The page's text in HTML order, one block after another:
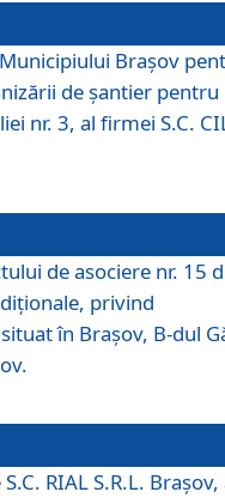
Braşov
de șantier pentru
nr. 3, al firmei S.C.
de asociere nr. 15
privind
în Brașov, B-dul
RIAL S.R.L. Brașov,